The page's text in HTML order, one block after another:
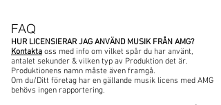
FAQ
HUR LICENSIERAR JAG ANVÄND MUSIK FRÅN AMG?
Kontakta oss med info om vilket spår du har använt,
antalet sekunder & vilken typ av Produktion det är.
Produktionens namn måste även framgå.
Om du/Ditt företag har en gällande musik licens med AMG
behövs ingen rapportering.